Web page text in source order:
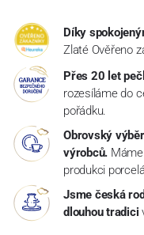
Díky
Zlaté Ověřeno
Přes 20 let
rozesíláme do
pořádku.
Obrovský
výrobců.
produkci
Jsme česká
dlouhou tradici